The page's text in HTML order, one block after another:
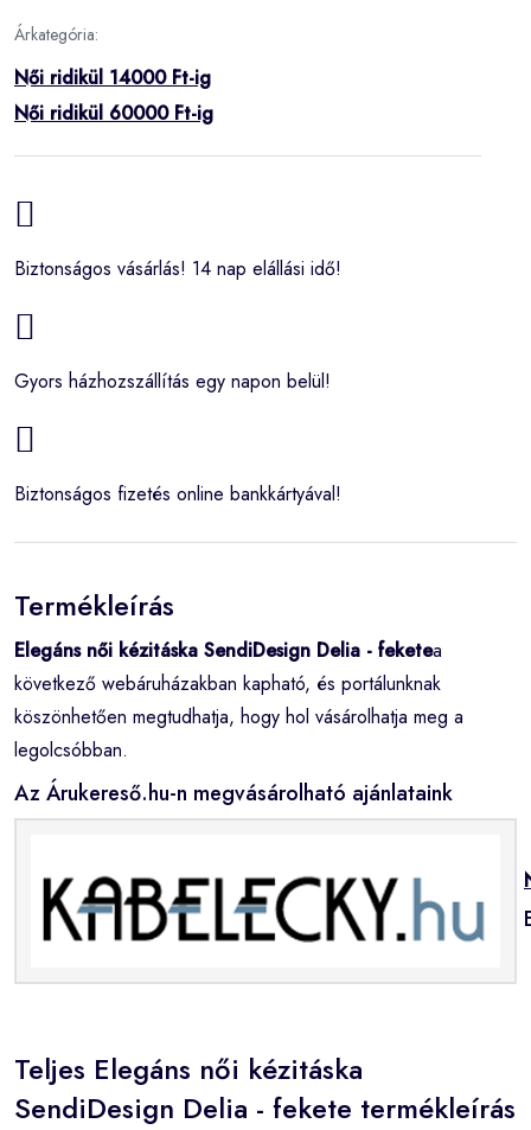
Árkategória:
Női ridikül 14000 Ft-ig
Női ridikül 60000 Ft-ig
Biztonságos vásárlás! 14 nap elállási idő!
Gyors házhozszállítás egy napon belül!
Biztonságos fizetés online bankkártyával!
Termékleírás
Elegáns női kézitáska SendiDesign Delia - feketea
következő webáruházakban kapható, és portálunknak
köszönhetően megtudhatja, hogy hol vásárolhatja meg a
legolcsóbban.
Az Árukereső.hu-n megvásárolható ajánlataink
Teljes Elegáns női kézitáska
SendiDesign Delia - fekete termékleírás